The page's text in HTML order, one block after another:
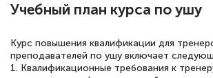
Елена Петрикс
Знаток города 5 уровня
Учебный план курса по ушу
Курс повышения квалификации для
преподавателей по ушу включает
1. Квалификационные требования к